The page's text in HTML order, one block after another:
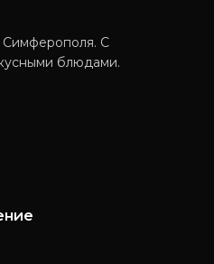
Симферополя. С
блюдами.